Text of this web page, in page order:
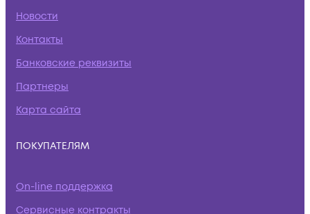
Новости
Контакты
Банковские реквизиты
Партнеры
Карта сайта
ПОКУПАТЕЛЯМ
On-line поддержка
Сервисные контракты